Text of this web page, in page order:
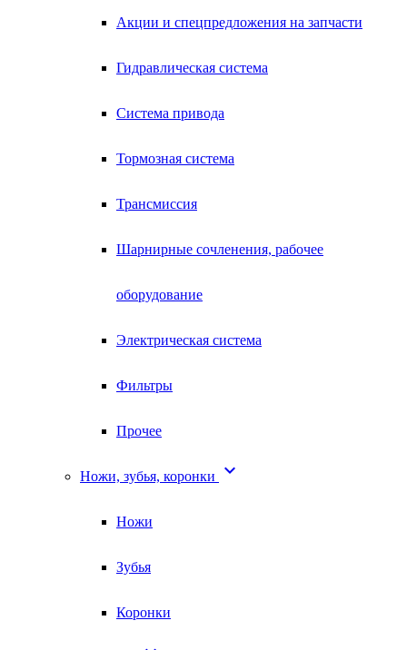
Акции и спецпредложения на запчасти
Гидравлическая система
Система привода
Тормозная система
Трансмиссия
Шарнирные сочленения, рабочее
оборудование
Электрическая система
Фильтры
Прочее
Ножи, зубья, коронки 
Ножи
Зубья
Коронки